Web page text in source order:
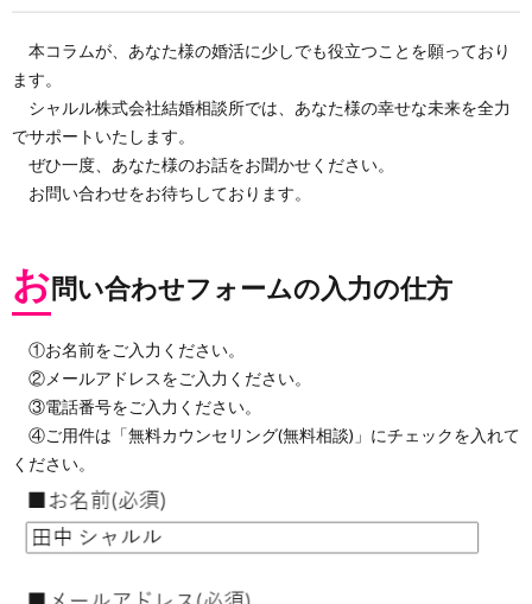
本コラムが、あなた様の婚活に少しでも役立つことを願っており
ます。
シャルル株式会社結婚相談所では、あなた様の幸せな未来を全力
でサポートいたします。
ぜひ一度、あなた様のお話をお聞かせください。
お問い合わせをお待ちしております。
お問い合わせフォームの入力の仕方
①お名前をご入力ください。
②メールアドレスをご入力ください。
③電話番号をご入力ください。
④ご用件は「無料カウンセリング(無料相談)」にチェックを入れて
ください。